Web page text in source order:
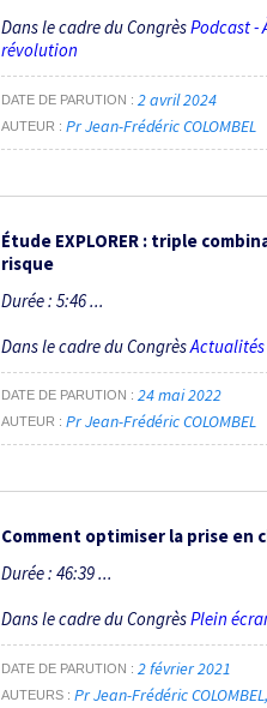
Dans le cadre du CongrèsPodcast -
révolution
DATE DE PARUTION 2 avril 2024
AUTEUR Pr Jean-Frédéric COLOMBEL
Étude EXPLORER : triple
risque
Durée : 5:46 ...
Dans le cadre du Congrès
DATE DE PARUTION 24 mai 2022
AUTEUR Pr Jean-Frédéric COLOMBEL
Comment optimiser la prise en
Durée : 46:39 ...
Dans le cadre du CongrèsPlein
DATE DE PARUTION 2 février 2021
AUTEURS Pr Jean-Frédéric COLOMBEL